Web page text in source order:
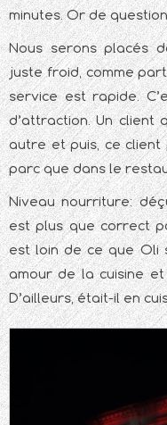
minutes. Or de
Nous serons placés
juste froid, comme
service est rapide.
d’attraction. Un client
autre et puis, ce
parc que dans le
Niveau nourriture:
est plus que correct
est loin de ce que Oli
amour de la cuisine
D’ailleurs, était-il en